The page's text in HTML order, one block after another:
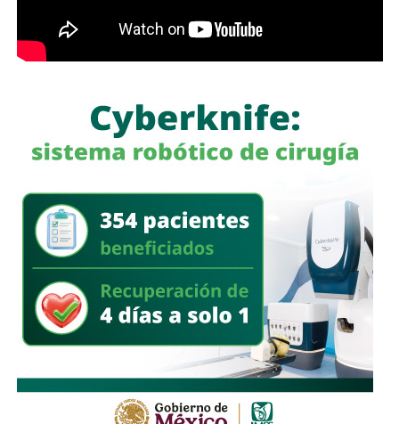
El beneficiario del Infonavit de Vivienda para el Bienestar,
Miguel Hernández, expresó su agradecimiento con la
sin importar que su ingreso fuera de entre uno y dos
salarios mínimos. Por lo que hizo un llamado a todas y
todos a que se acerquen al Infonavit para comprobar que
los beneficios del programa Vivienda para el Bienestar
son reales.